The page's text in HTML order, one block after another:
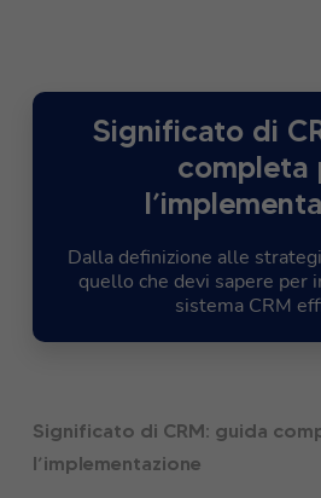
Significato di
completa
Dalla definizione alle
quello che devi sapere per
sistema CRM
Significato di CRM: guida
l’implementazione